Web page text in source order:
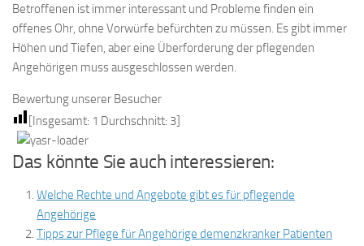
Betroffenen ist immer interessant und Probleme finden ein
offenes Ohr, ohne Vorwürfe befürchten zu müssen. Es gibt immer
Höhen und Tiefen, aber eine Überforderung der pflegenden
Angehörigen muss ausgeschlossen werden.
Bewertung unserer Besucher
[Insgesamt: 1 Durchschnitt: 3]
Das könnte Sie auch interessieren:
Welche Rechte und Angebote gibt es für pflegende
Angehörige
Tipps zur Pflege für Angehörige demenzkranker Patienten